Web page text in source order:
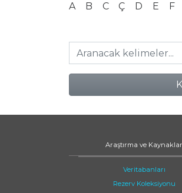
A B C Ç D E F
Araştırma ve Kaynaklar
Veritabanları
Rezerv Koleksiyonu